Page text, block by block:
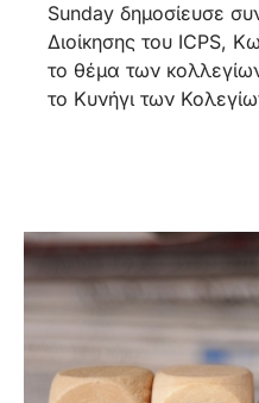
Sunday δημοσίευσε
Διοίκησης του ICPS,
το θέμα των
το Κυνήγι των